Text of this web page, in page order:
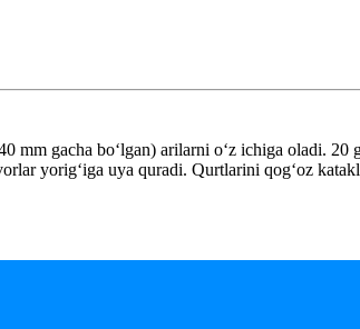
mm gacha boʻlgan) arilarni oʻz ichiga oladi.
yorigʻiga uya quradi. Qurtlarini qogʻoz